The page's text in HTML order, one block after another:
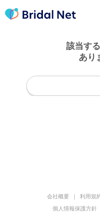
該当す
あり
会社概要 利用規
個人情報保護方針